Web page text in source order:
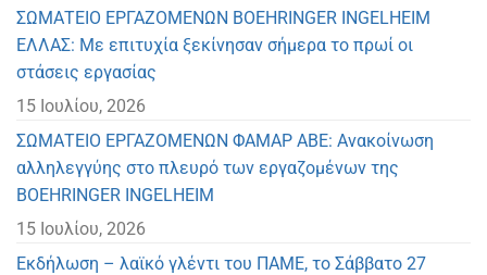
ΣΩΜΑΤΕΙΟ ΕΡΓΑΖΟΜΕΝΩΝ BOEHRINGER INGELHEIM
ΕΛΛΑΣ: Με επιτυχία ξεκίνησαν σήμερα το πρωί οι
στάσεις εργασίας
15 Ιουλίου, 2026
ΣΩΜΑΤΕΙΟ ΕΡΓΑΖΟΜΕΝΩΝ ΦΑΜΑΡ ΑΒΕ: Ανακοίνωση
αλληλεγγύης στο πλευρό των εργαζομένων της
BOEHRINGER INGELHEIM
15 Ιουλίου, 2026
Eκδήλωση – λαϊκό γλέντι του ΠΑΜΕ, το Σάββατο 27